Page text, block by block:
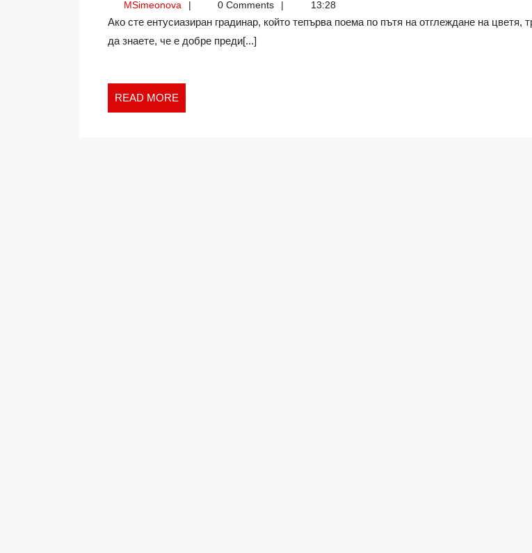
ЗИМАТА
MSimeonovaMSimeonova0 Comments 13:28
Ако сте ентусиазиран градинар, който тепърва поема по пътя на отглеждане на цветя, трябва
да знаете, че е добре преди[...]
READ MORE
MORE